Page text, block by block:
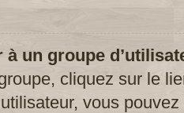
à un groupe
cliquez sur le
vous